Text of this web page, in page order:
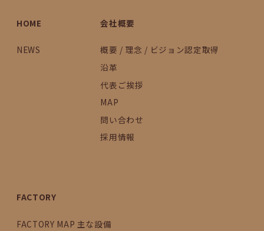
HOME
NEWS
会社概要
概要 / 理念 / ビジョン認定取得
沿革
代表ご挨拶
MAP
問い合わせ
採用情報
FACTORY
FACTORY MAP 主な設備